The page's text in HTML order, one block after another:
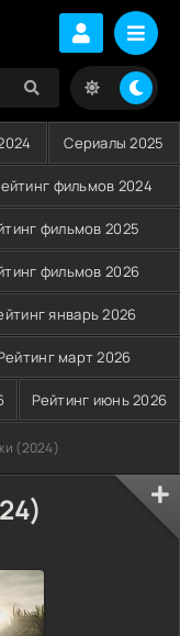
Сериалы 2025
фильмов 2024
фильмов 2025
фильмов 2026
январь 2026
март 2026
Рейтинг июнь 2026
(2024)